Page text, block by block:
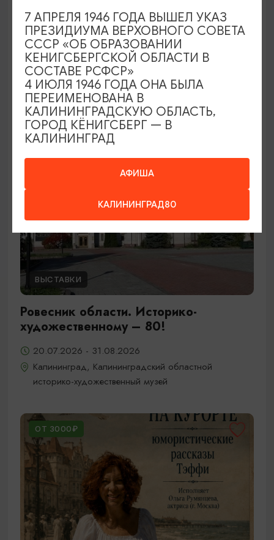
Семейный клуб выходного дня в
Морском выставочном центре
19.07.2026 - 30.08.2026, СБ 12:00, 13:00
Светлогорск, Морской выставочный центр г.
Светлогорск
ВЫСТАВКИ
Ровесник области. Историко-
художественному – 80!
20.07.2026 - 31.08.2026
Калининград, Калининградский областной
историко-художественный музей
ОТ 3000₽
АФИША
КАЛИНИНГРАД80
7 АПРЕЛЯ 1946 ГОДА ВЫШЕЛ УКАЗ
ПРЕЗИДИУМА ВЕРХОВНОГО СОВЕТА
СССР «ОБ ОБРАЗОВАНИИ
КЕНИГСБЕРГСКОЙ ОБЛАСТИ В
СОСТАВЕ РСФСР»
4 ИЮЛЯ 1946 ГОДА ОНА БЫЛА
ПЕРЕИМЕНОВАНА В
КАЛИНИНГРАДСКУЮ ОБЛАСТЬ,
ГОРОД КЁНИГСБЕРГ — В
КАЛИНИНГРАД